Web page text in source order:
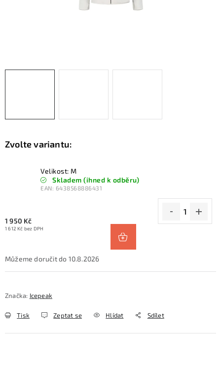
CYKLO Servis
Velikost: M
Skladem (ihned k odběru)
EAN: 6438568886431
1 950 Kč
1 612 Kč bez DPH
10.8.2026
Značka: Icepeak
Tisk Zeptat se Hlídat Sdílet